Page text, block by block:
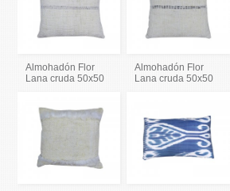
Almohadón Flor
Lana cruda 50x50
Almohadón Flor
Lana cruda 50x50